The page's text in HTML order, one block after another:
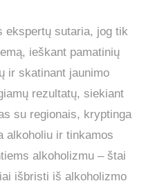
ekspertų sutaria, jog tik
ieškant pamatinių
ir skatinant jaunimo
rezultatų, siekiant
su regionais, kryptinga
alkoholiu ir tinkamos
alkoholizmu – štai
išbristi iš alkoholizmo